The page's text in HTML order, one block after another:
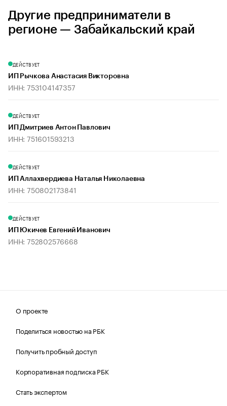
Другие предприниматели в
регионе — Забайкальский край
ДЕЙСТВУЕТ
ИП Рычкова Анастасия Викторовна
ИНН: 753104147357
ДЕЙСТВУЕТ
ИП Дмитриев Антон Павлович
ИНН: 751601593213
ДЕЙСТВУЕТ
ИП Аллахвердиева Наталья Николаевна
ИНН: 750802173841
ДЕЙСТВУЕТ
ИП Юкичев Евгений Иванович
ИНН: 752802576668
О проекте
Поделиться новостью на РБК
Получить пробный доступ
Корпоративная подписка РБК
Стать экспертом